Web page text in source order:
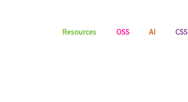
Resources OSS AI CSS